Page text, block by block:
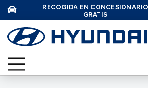
RECOGIDA EN CONCESIONARIO
GRATIS